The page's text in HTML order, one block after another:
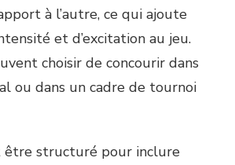
à l’autre, ce qui ajoute
et d’excitation au jeu.
choisir de concourir dans
ou dans un cadre de tournoi
être structuré pour inclure